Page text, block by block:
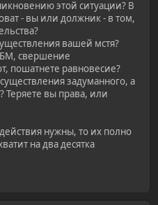
этой ситуации? В
- вы или должник - в том,
вашей мстя?
свершение
пошатнете равновесие?
задуманного, а
Теряете вы права, или
нужны, то их полно
на два десятка